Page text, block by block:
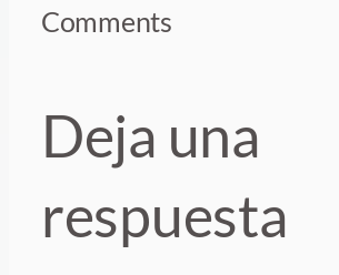
Comments
Deja una
respuesta